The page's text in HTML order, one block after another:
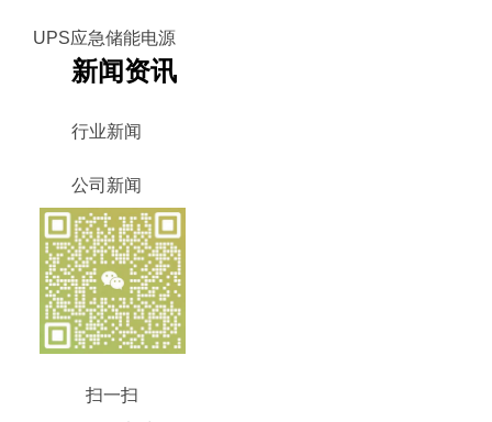
UPS应急储能电源
新闻资讯
行业新闻
公司新闻
扫一扫